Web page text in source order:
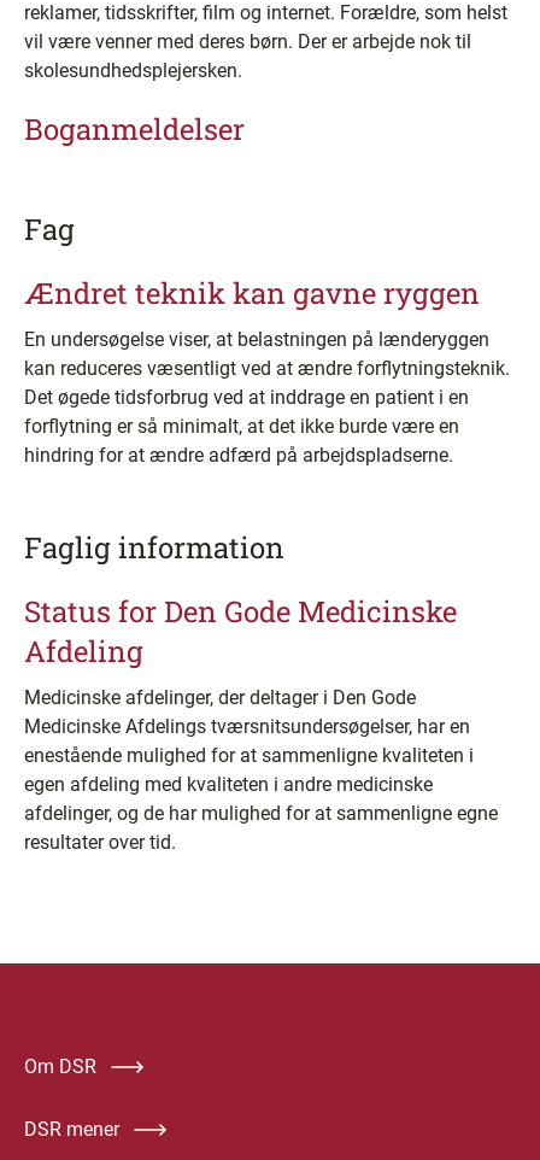
reklamer, tidsskrifter, film og internet. Forældre, som helst
vil være venner med deres børn. Der er arbejde nok til
skolesundhedsplejersken.
Boganmeldelser
Fag
Ændret teknik kan gavne ryggen
En undersøgelse viser, at belastningen på lænderyggen
kan reduceres væsentligt ved at ændre forflytningsteknik.
Det øgede tidsforbrug ved at inddrage en patient i en
forflytning er så minimalt, at det ikke burde være en
hindring for at ændre adfærd på arbejdspladserne.
Faglig information
Status for Den Gode Medicinske
Afdeling
Medicinske afdelinger, der deltager i Den Gode
Medicinske Afdelings tværsnitsundersøgelser, har en
enestående mulighed for at sammenligne kvaliteten i
egen afdeling med kvaliteten i andre medicinske
afdelinger, og de har mulighed for at sammenligne egne
resultater over tid.
Om DSR
DSR mener